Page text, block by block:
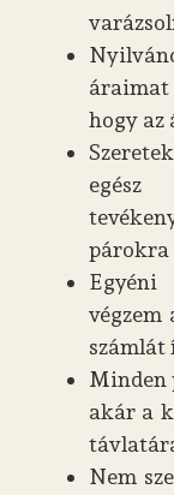
áraimat
hogy az
párokra
Egyéni
végzem
számlát
Minden
akár a
Nem